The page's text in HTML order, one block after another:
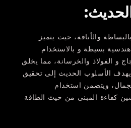
والأناقة، حيث يتميز
بسيطة و بالاستخدام
و الفولاذ والخرسانة، مما يخلق
الأسلوب الحديث إلى تحقيق
ويتضمن استخدام
كفاءة المبنى من حيث الطاقة